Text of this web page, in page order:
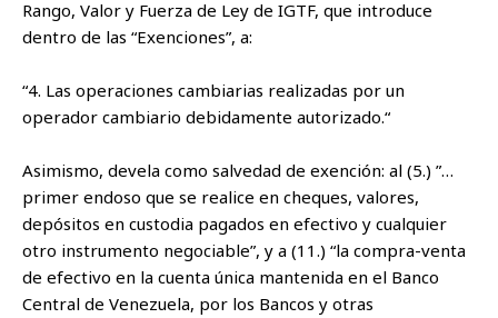
Rango, Valor y Fuerza de Ley de IGTF, que introduce
dentro de las “Exenciones”, a:
“4. Las operaciones cambiarias realizadas por un
operador cambiario debidamente autorizado.“
Asimismo, devela como salvedad de exención: al (5.) ”…
primer endoso que se realice en cheques, valores,
depósitos en custodia pagados en efectivo y cualquier
otro instrumento negociable”, y a (11.) “la compra-venta
de efectivo en la cuenta única mantenida en el Banco
Central de Venezuela, por los Bancos y otras